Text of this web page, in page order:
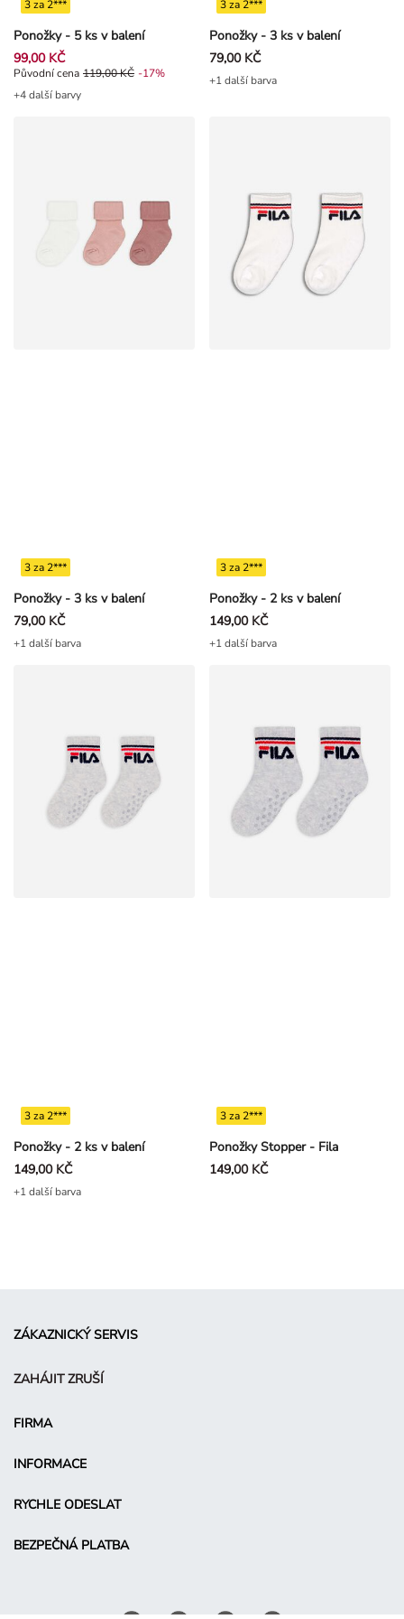
Ponožky - 5 ks v balení
3 za 2***
99,00 KČ
Původní cena 119,00 Kč, Sleva -17%
Původní cena 119,00 KČ -17%
+4 další barvy
Ponožky - 3 ks v balení
3 za 2***
79,00 KČ
+1 další barva
Ponožky - 3 ks v balení
3 za 2***
79,00 KČ
+1 další barva
Ponožky - 2 ks v balení
3 za 2***
149,00 KČ
+1 další barva
Ponožky - 2 ks v balení
3 za 2***
149,00 KČ
+1 další barva
Ponožky Stopper - Fila
3 za 2***
149,00 KČ
ZÁKAZNICKÝ SERVIS
ZAHÁJIT ZRUŠÍ
FIRMA
INFORMACE
RYCHLE ODESLAT
BEZPEČNÁ PLATBA